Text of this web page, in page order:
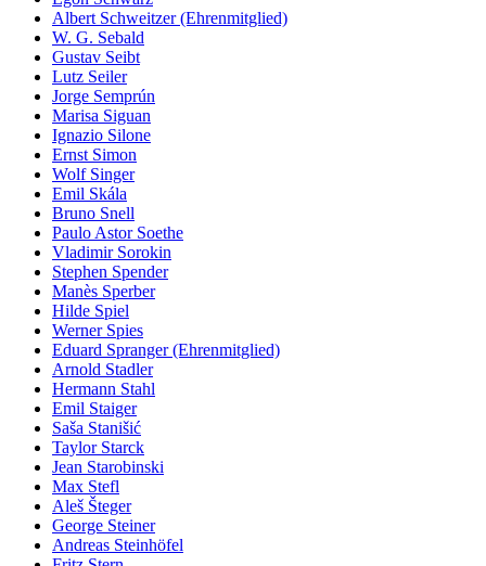
Albert Schweitzer (Ehrenmitglied)
W. G. Sebald
Gustav Seibt
Lutz Seiler
Jorge Semprún
Marisa Siguan
Ignazio Silone
Ernst Simon
Wolf Singer
Emil Skála
Bruno Snell
Paulo Astor Soethe
Vladimir Sorokin
Stephen Spender
Manès Sperber
Hilde Spiel
Werner Spies
Eduard Spranger (Ehrenmitglied)
Arnold Stadler
Hermann Stahl
Emil Staiger
Saša Stanišić
Taylor Starck
Jean Starobinski
Max Stefl
Aleš Šteger
George Steiner
Andreas Steinhöfel